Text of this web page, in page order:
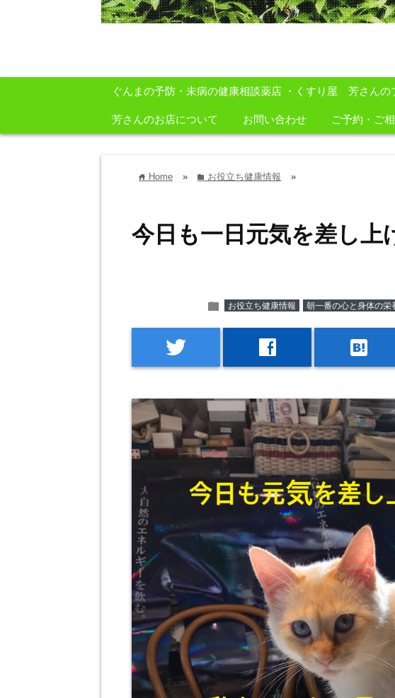
ぐんまの予防・未病の健康相談薬店 ・くすり屋 芳さんの
芳さんのお店について お問い合わせ ご予約・ご
home Home » folder お役立ち健康情報 »
今日も一日元気を差し上
folder お役立ち健康情報 朝一番の心と身体の栄
twitter facebook hatenabookmark